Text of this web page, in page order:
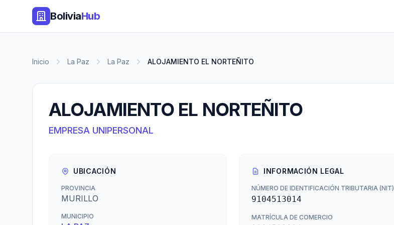
BoliviaHub
Inicio La Paz La Paz ALOJAMIENTO EL NORTEÑITO
ALOJAMIENTO EL NORTEÑITO
EMPRESA UNIPERSONAL
UBICACIÓN
PROVINCIA
MURILLO
MUNICIPIO
INFORMACIÓN LEGAL
NÚMERO DE IDENTIFICACIÓN TRIBUTARIA (NIT)
9104513014
MATRÍCULA DE COMERCIO